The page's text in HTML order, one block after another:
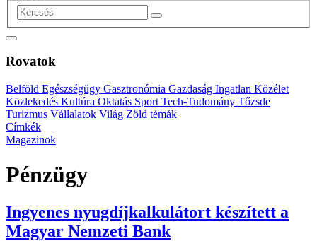
Rovatok
Belföld Egészségügy Gasztronómia Gazdaság Ingatlan Közélet
Közlekedés Kultúra Oktatás Sport Tech-Tudomány Tőzsde
Turizmus Vállalatok Világ Zöld témák
Címkék
Magazinok
Pénzügy
Ingyenes nyugdíjkalkulátort készített a
Magyar Nemzeti Bank